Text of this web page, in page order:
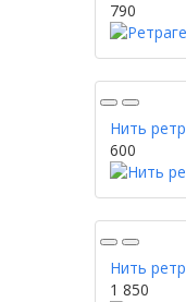
790
Нить
600
Нить
1 850